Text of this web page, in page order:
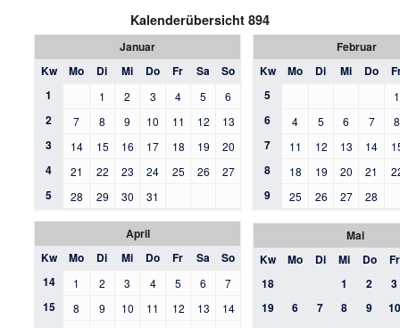
Kalenderübersicht 894
Januar
Kw
Mo Di Mi Do Fr Sa
So
1
1 2 3 4 5 6
2 7 8 9 10 11 12 13
3 14 15 16 17 18 19 20
4 21 22 23 24 25 26 27
5 28 29 30 31
Februar
Kw
Mo Di Mi Do
5
1
6 4 5 6 7 8
7 11 12 13 14
8 18 19 20 21
9 25 26 27 28
April
Kw
Mo Di Mi Do Fr Sa
So
14
1 2 3 4 5 6 7
15 8 9 10 11 12 13 14
Mai
Kw
Mo Di Mi Do
Fr
18
1 2
3
19
6 7 8 9
10